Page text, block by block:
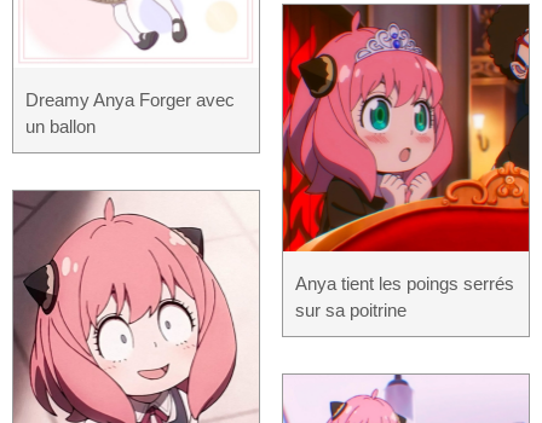
Dreamy Anya Forger avec
un ballon
Anya tient les poings serrés
sur sa poitrine